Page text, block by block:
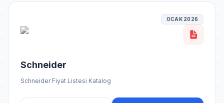
OCAK 2026
Schneider
Schneider Fiyat Listesi Katalog